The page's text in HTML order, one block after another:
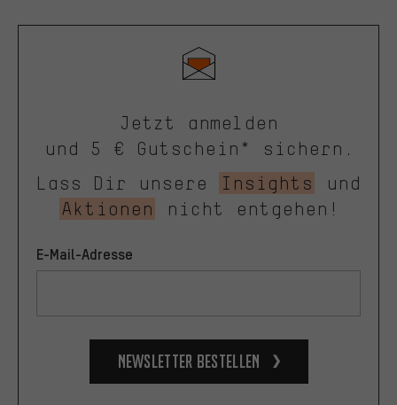
Jetzt anmelden
und 5 € Gutschein* sichern.
Lass Dir unsere
Insights
und
Aktionen
nicht entgehen!
E-Mail-Adresse
Newsletter bestellen